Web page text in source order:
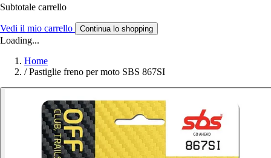
Subtotale carrello
Vedi il mio carrello Continua lo shopping
Loading...
Home
/ Pastiglie freno per moto SBS 867SI